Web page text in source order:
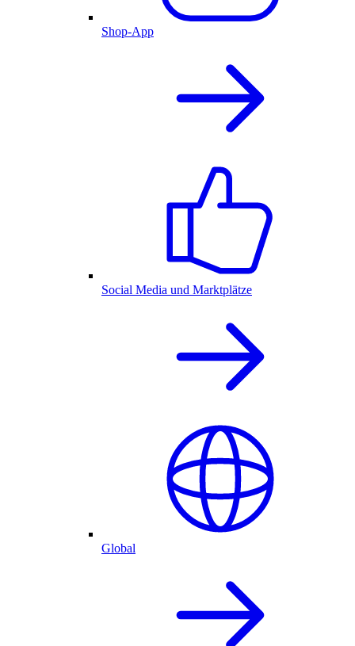
Shop-App
Social Media und Marktplätze
Global